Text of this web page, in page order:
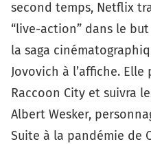
second temps, Netflix
“live-action” dans le
la saga
Jovovich à l’affiche.
Raccoon City et suivra
Albert Wesker,
Suite à la pandémie de